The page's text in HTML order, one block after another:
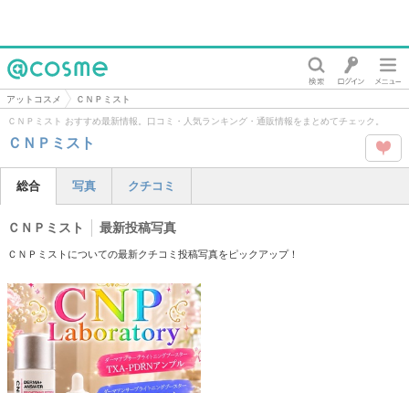
@cosme
アットコスメ ＣＮＰミスト
ＣＮＰミスト おすすめ最新情報。口コミ・人気ランキング・通販情報をまとめてチェック。
ＣＮＰミスト
タグ
総合 写真 クチコミ
ＣＮＰミスト 最新投稿写真
ＣＮＰミストについての最新クチコミ投稿写真をピックアップ！